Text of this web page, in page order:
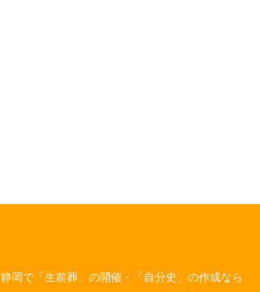
静岡で「生前葬」の開催・「自分史」の作成なら